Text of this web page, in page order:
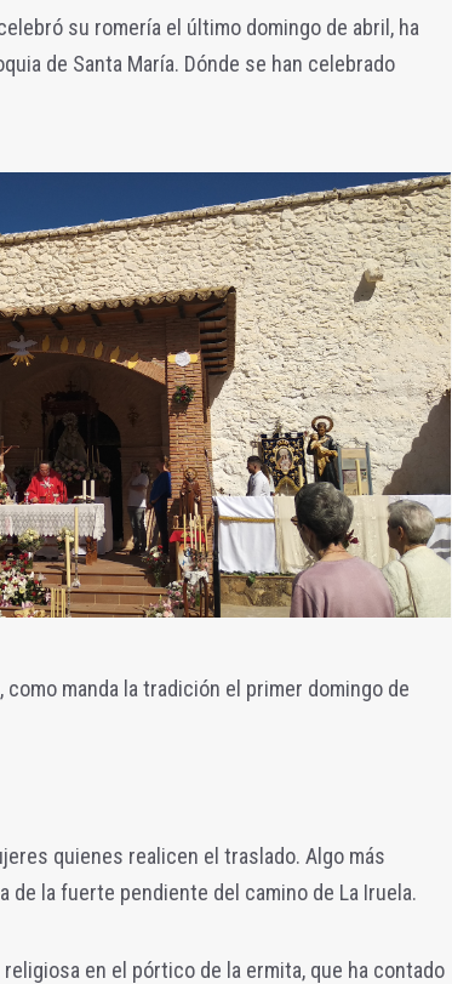
su romería el último domingo de abril, ha
de Santa María. Dónde se han celebrado
manda la tradición el primer domingo de
quienes realicen el traslado. Algo más
la fuerte pendiente del camino de La Iruela.
en el pórtico de la ermita, que ha contado